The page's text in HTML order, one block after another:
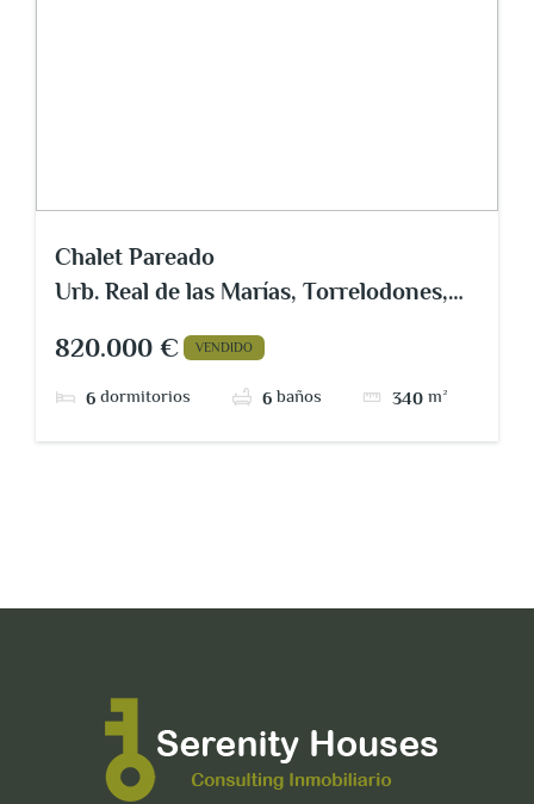
Chalet Pareado
Urb. Real de las Marías, Torrelodones,
820.000 € VENDIDO
6dormitorios 6baños 340 m²